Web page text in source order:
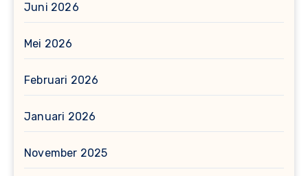
Juni 2026
Mei 2026
Februari 2026
Januari 2026
November 2025